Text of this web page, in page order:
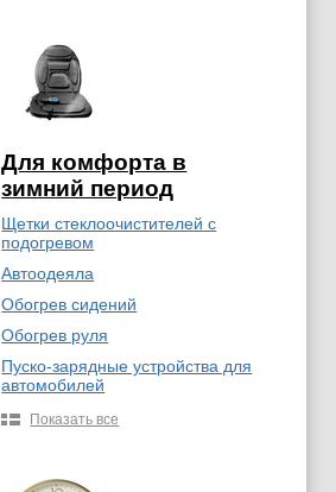
Для комфорта в
зимний период
Щетки стеклоочистителей с
подогревом
Автоодеяла
Обогрев сидений
Обогрев руля
Пуско-зарядные устройства для
автомобилей
Показать все